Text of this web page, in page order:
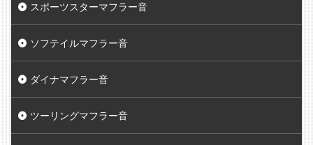
スポーツスターマフラー音
ソフテイルマフラー音
ダイナマフラー音
ツーリングマフラー音